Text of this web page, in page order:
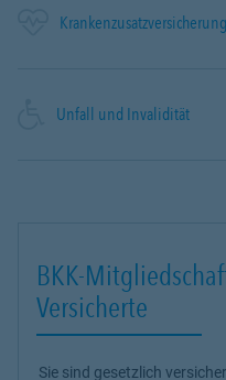
Krankenzusatzversicherung
Unfall und Invalidität
BKK-
Versicherte
Sie sind gesetzlich